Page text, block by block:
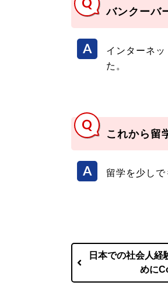
バンクーバ
インターネ
た。
これから留
留学を少し
日本での社会人経
めに